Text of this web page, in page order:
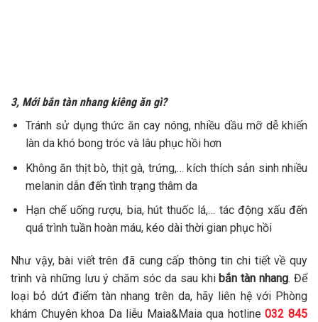
3, Mới bắn tàn nhang kiêng ăn gì?
Tránh sử dụng thức ăn cay nóng, nhiều dầu mỡ dễ khiến
làn da khó bong tróc và lâu phục hồi hơn
Không ăn thịt bò, thịt gà, trứng,… kích thích sản sinh nhiều
melanin dẫn đến tình trạng thâm da
Hạn chế uống rượu, bia, hút thuốc lá,… tác động xấu đến
quá trình tuần hoàn máu, kéo dài thời gian phục hồi
Như vậy, bài viết trên đã cung cấp thông tin chi tiết về quy
trình và những lưu ý chăm sóc da sau khibắn tàn nhang. Để
loại bỏ dứt điểm tàn nhang trên da, hãy liên hệ với Phòng
khám Chuyên khoa Da liễu Maia&Maia qua hotline032 845